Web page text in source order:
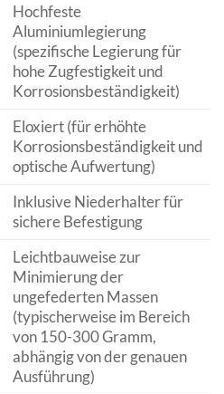
Hochfeste
Aluminiumlegierung
(spezifische Legierung für
hohe Zugfestigkeit und
Korrosionsbeständigkeit)
Eloxiert (für erhöhte
Korrosionsbeständigkeit und
optische Aufwertung)
Inklusive Niederhalter für
sichere Befestigung
Leichtbauweise zur
Minimierung der
ungefederten Massen
(typischerweise im Bereich
von 150-300 Gramm,
abhängig von der genauen
Ausführung)